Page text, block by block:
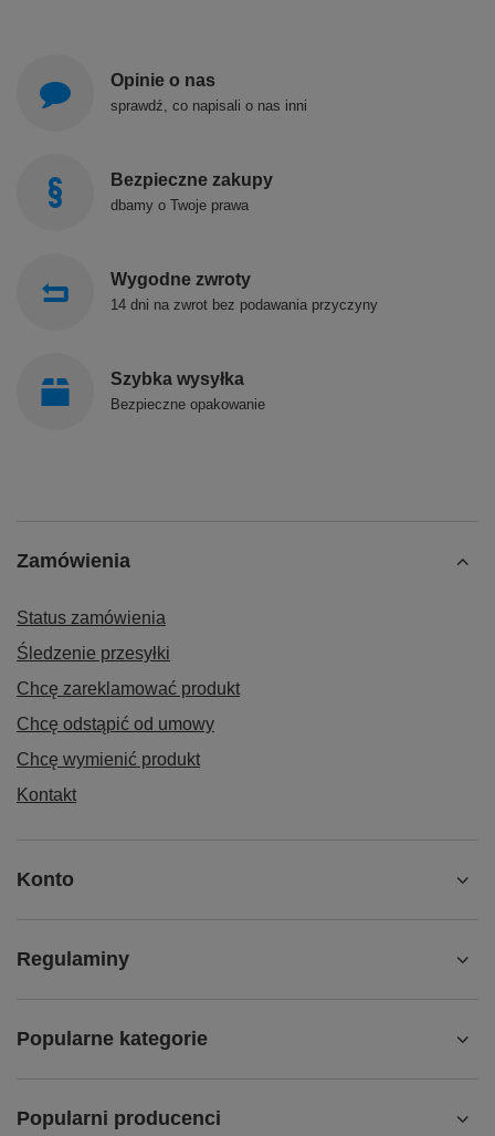
Opinie o nas
sprawdź, co napisali o nas inni
Bezpieczne zakupy
dbamy o Twoje prawa
Wygodne zwroty
14 dni na zwrot bez podawania przyczyny
Szybka wysyłka
Bezpieczne opakowanie
Zamówienia
Status zamówienia
Śledzenie przesyłki
Chcę zareklamować produkt
Chcę odstąpić od umowy
Chcę wymienić produkt
Kontakt
Konto
Regulaminy
Popularne kategorie
Popularni producenci